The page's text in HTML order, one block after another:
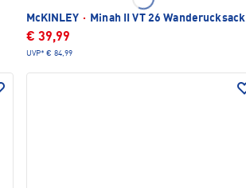
McKINLEY · Minah II VT 26 Wanderucksack
€ 39,99
UVP* € 84,99